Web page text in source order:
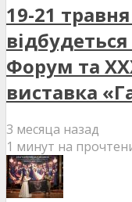
19-21
Форум та
виставка
3 месяца назад
1 минут на